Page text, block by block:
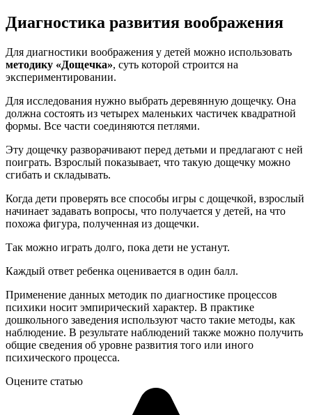
Диагностика развития воображения
Для диагностики воображения у детей можно использовать
методику «Дощечка», суть которой строится на
экспериментировании.
Для исследования нужно выбрать деревянную дощечку. Она
должна состоять из четырех маленьких частичек квадратной
формы. Все части соединяются петлями.
Эту дощечку разворачивают перед детьми и предлагают с ней
поиграть. Взрослый показывает, что такую дощечку можно
сгибать и складывать.
Когда дети проверять все способы игры с дощечкой, взрослый
начинает задавать вопросы, что получается у детей, на что
похожа фигура, полученная из дощечки.
Так можно играть долго, пока дети не устанут.
Каждый ответ ребенка оценивается в один балл.
Применение данных методик по диагностике процессов
психики носит эмпирический характер. В практике
дошкольного заведения используют часто такие методы, как
наблюдение. В результате наблюдений также можно получить
общие сведения об уровне развития того или иного
психического процесса.
Оцените статью